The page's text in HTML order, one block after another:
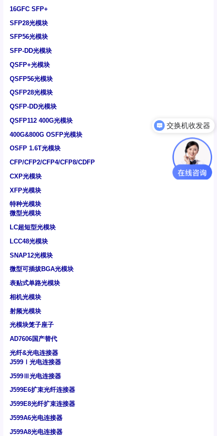
16GFC SFP+
SFP28光模块
SFP56光模块
SFP-DD光模块
QSFP+光模块
QSFP56光模块
QSFP28光模块
QSFP-DD光模块
QSFP112 400G光模块
400G&800G OSFP光模块
OSFP 1.6T光模块
CFP/CFP2/CFP4/CFP8/CDFP
CXP光模块
XFP光模块
特种光模块
微型光模块
LC超短型光模块
LCC48光模块
SNAP12光模块
微型可插拔BGA光模块
表贴式单路光模块
相机光模块
射频光模块
光模块笼子座子
AD7606国产替代
光纤&光电连接器
J599Ⅰ光电连接器
J599Ⅲ光电连接器
J599E6扩束光纤连接器
J599E8光纤扩束连接器
J599A6光电连接器
J599A8光电连接器
可以介绍下你们的产品么